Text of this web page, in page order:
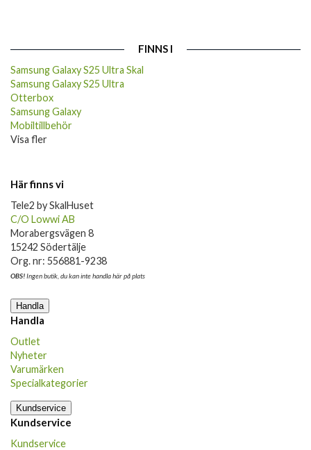
FINNS I
Samsung Galaxy S25 Ultra Skal
Samsung Galaxy S25 Ultra
Otterbox
Samsung Galaxy
Mobiltillbehör
Visa fler
Här finns vi
Tele2 by SkalHuset
C/O Lowwi AB
Morabergsvägen 8
15242 Södertälje
Org. nr: 556881-9238
OBS!Ingen butik, du kan inte handla här på plats
Handla
Handla
Outlet
Nyheter
Varumärken
Specialkategorier
Kundservice
Kundservice
Kundservice